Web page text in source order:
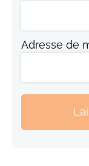
Adresse de